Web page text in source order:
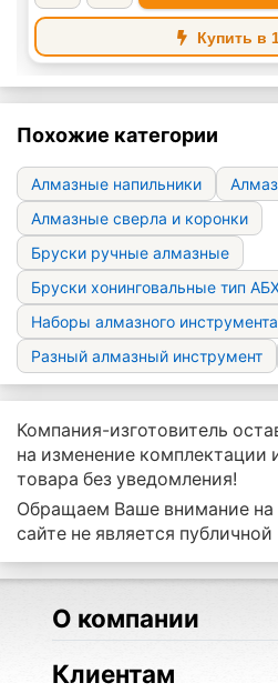
Купить в
Похожие категории
Алмазные напильники
Алмазные сверла и коронки
Бруски ручные алмазные
Бруски хонинговальные тип
Наборы алмазного инструмента
Разный алмазный инструмент
Компания-изготовитель
на изменение комплектации
товара без уведомления!
Обращаем Ваше внимание на
сайте не является
О компании
Клиентам